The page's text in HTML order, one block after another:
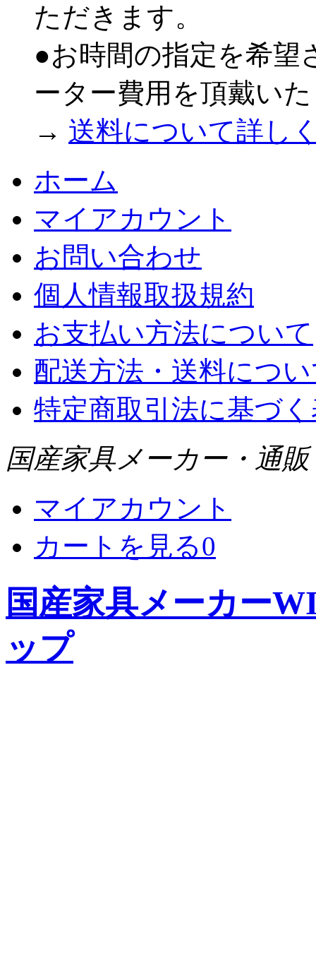
ただきます。
●お時間の指定を希望
ーター費用を頂戴い
→ 送料について詳し
ホーム
マイアカウント
お問い合わせ
個人情報取扱規約
お支払い方法について
配送方法・送料につ
特定商取引法に基づ
国産家具メーカー・通販
マイアカウント
カートを見る0
国産家具メーカー
ップ